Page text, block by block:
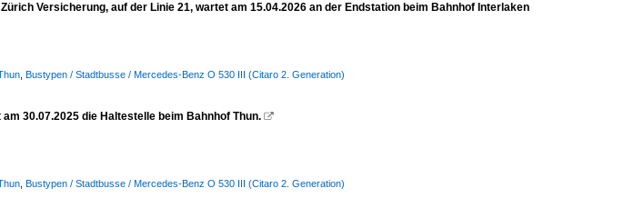
Versicherung, auf der Linie 21, wartet am 15.04.2026 an der Endstation beim Bahnhof Interlaken
Bustypen / Stadtbusse / Mercedes-Benz O 530 III (Citaro 2. Generation)
30.07.2025 die Haltestelle beim Bahnhof Thun. 
Bustypen / Stadtbusse / Mercedes-Benz O 530 III (Citaro 2. Generation)